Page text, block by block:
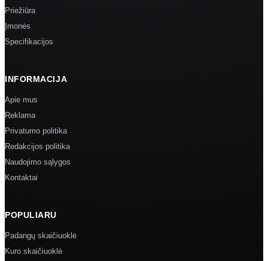
Priežiūra
Įmonės
Specifikacijos
INFORMACIJA
Apie mus
Reklama
Privatumo politika
Redakcijos politika
Naudojimo sąlygos
Kontaktai
POPULIARU
Padangų skaičiuoklė
Kuro skaičiuoklė